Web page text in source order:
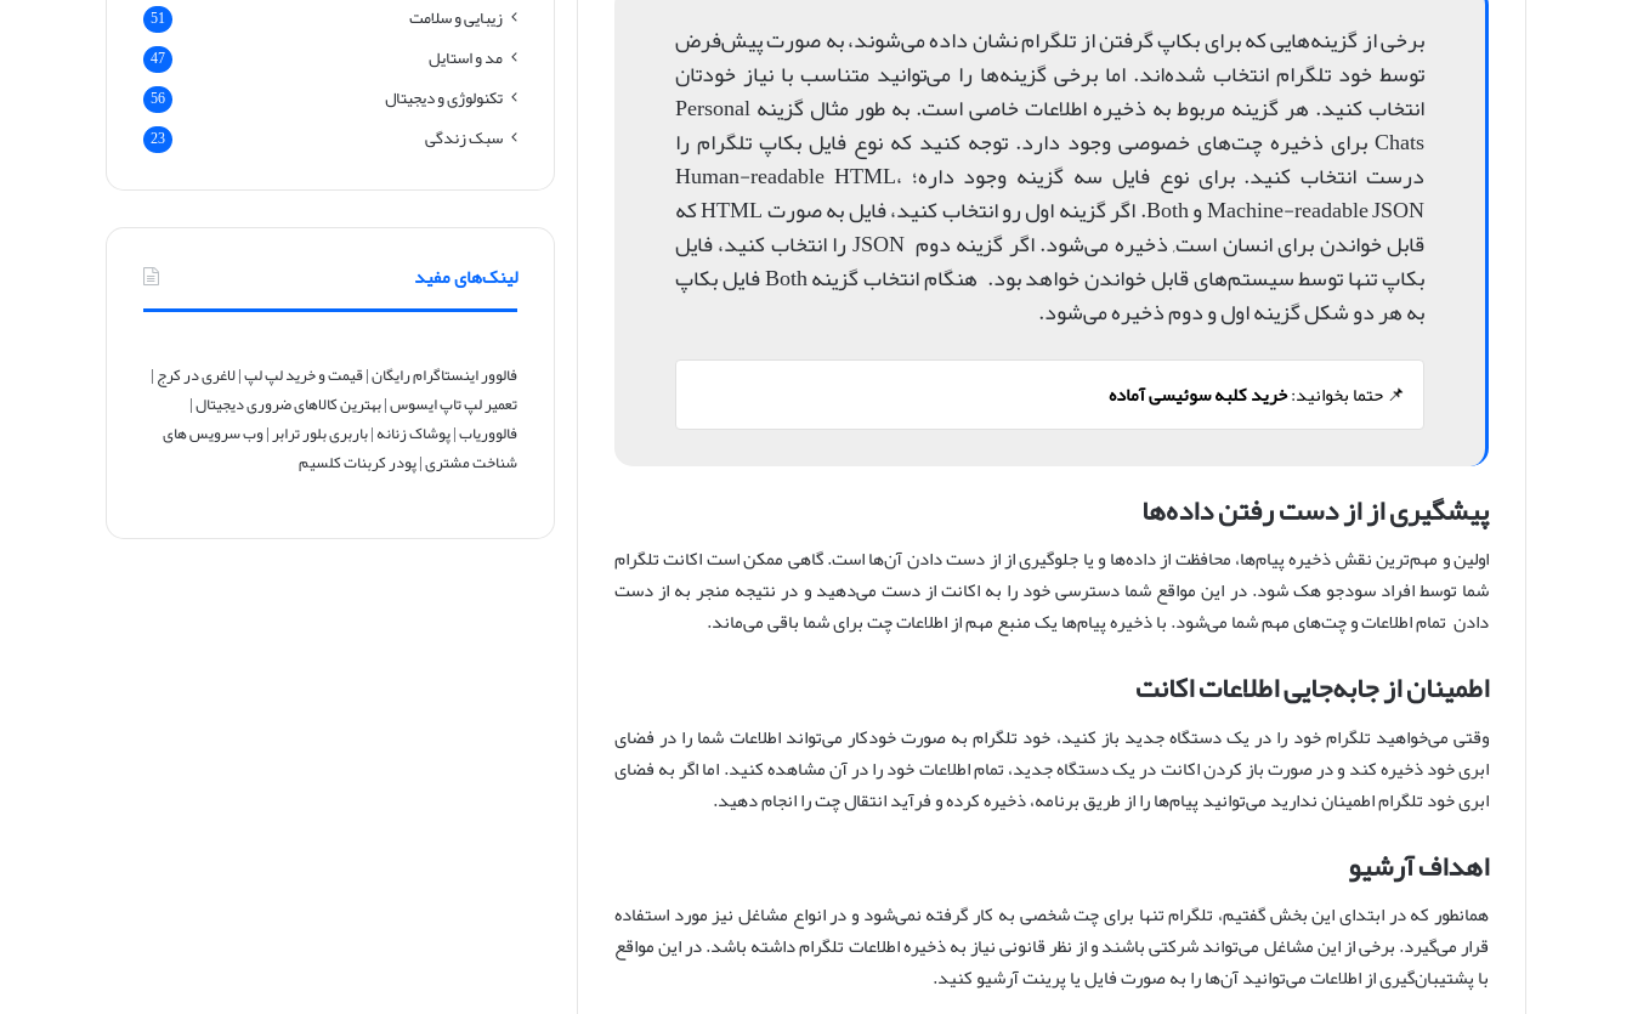
برخی از گزینه‌هایی که برای بکاپ‌ گرفتن از تلگرام نشان داده می‌شوند، به صورت پیش‌فرض
توسط خود تلگرام انتخاب شده‌اند. اما برخی گزینه‌ها را می‌توانید متناسب با نیاز خودتان
انتخاب کنید. هر گزینه مربوط به ذخیره اطلاعات خاصی است. به طور مثال گزینه Personal
Chats برای ذخیره چت‌های خصوصی وجود دارد. توجه کنید که نوع فایل بکاپ تلگرام را
درست انتخاب کنید‌. برای نوع فایل سه گزینه وجود داره؛ Human-readable HTML،
Machine-readable JSON و Both. اگر گزینه اول رو انتخاب کنید، فایل به صورت HTML که
قابل خواندن برای انسان است, ذخیره می‌شود. اگر گزینه دوم JSON را انتخاب کنید، فایل
بکاپ تنها توسط سیستم‌های قابل خواندن خواهد بود. هنگام انتخاب گزینه Both فایل بکاپ
به هر دو شکل گزینه اول و دوم ذخیره می‌شود‌.
📌 حتما بخوانید:خرید کلبه سوئیسی آماده
پیشگیری از از دست رفتن داده‌ها
اولین و مهم‌ترین نقش ذخیره پیام‌ها، محافظت از داده‌ها و یا جلوگیری از از دست دادن آن‌ها است. گاهی ممکن است اکانت تلگرام
شما توسط افراد سودجو هک شود. در این مواقع شما دسترسی خود را به اکانت از دست می‌دهید و در نتیجه منجر به از دست
دادن تمام اطلاعات و چت‌های مهم شما‌ می‌شود. با ذخیره پیام‌ها یک منبع مهم از اطلاعات چت برای شما باقی می‌ماند.
اطمینان از جابه‌جایی اطلاعات اکانت
وقتی می‌خواهید تلگرام خود را در یک دستگاه جدید باز کنید، خود تلگرام به صورت خودکار می‌تواند اطلاعات شما را در فضای
ابری خود ذخیره کند و در صورت باز کردن اکانت در یک دستگاه جدید، تمام اطلاعات خود را در آن مشاهده کنید. اما اگر به فضای
ابری خود تلگرام اطمینان ندارید می‌توانید پیا‌م‌ها را از طریق برنامه، ذخیره کرده و فرآید انتقال چت را انجام دهید.
اهداف آرشیو
همانطور که در ابتدای این بخش گفتیم، تلگرام تنها برای چت شخصی به کار گرفته نمی‌شود و در انواع مشاغل نیز مورد استفاده
قرار می‌گیرد. برخی از این مشاغل می‌تواند شرکتی باشند و از نظر قانونی نیاز به ذخیره اطلاعات تلگرام داشته باشد. در این مواقع
با پشتیبان‌گیری‌ از اطلاعات می‌توانید آن‌ها را به صورت فایل یا پرینت آرشیو کنید.
زیبایی و سلامت 51
مد و استایل 47
تکنولوژی و دیجیتال 56
سبک زندگی 23
لینک‌های مفید
فالوور اینستاگرام رایگان|قیمت و خرید لپ لپ|لاغری در کرج|
تعمیر لپ تاپ ایسوس|بهترین کالاهای ضروری دیجیتال|
فالووریاب|پوشاک زنانه|باربری بلور ترابر|وب سرویس های
شناخت مشتری|پودر کربنات کلسیم